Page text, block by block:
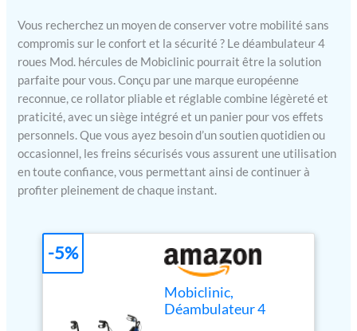
Vous recherchez un moyen de conserver votre mobilité sans
compromis sur le confort et la sécurité ? Le déambulateur 4
roues Mod. hércules de Mobiclinic pourrait être la solution
parfaite pour vous. Conçu par une marque européenne
reconnue, ce rollator pliable et réglable combine légèreté et
praticité, avec un siège intégré et un panier pour vos effets
personnels. Que vous ayez besoin d’un soutien quotidien ou
occasionnel, les freins sécurisés vous assurent une utilisation
en toute confiance, vous permettant ainsi de continuer à
profiter pleinement de chaque instant.
Mobiclinic,
Déambulateur 4
-5%